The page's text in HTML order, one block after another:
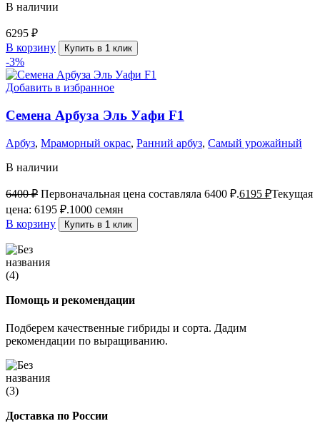
В наличии
6295 ₽
В корзину
Купить в 1 клик
-3%
Добавить в избранное
Семена Арбуза Эль Уафи F1
Арбуз, Мраморный окрас, Ранний арбуз, Самый урожайный
В наличии
6400₽ Первоначальная цена составляла 6400 ₽.6195 ₽Текущая
цена: 6195 ₽.1000 семян
В корзину
Купить в 1 клик
Помощь и рекомендации
Подберем качественные гибриды и сорта. Дадим
рекомендации по выращиванию.
Доставка по России